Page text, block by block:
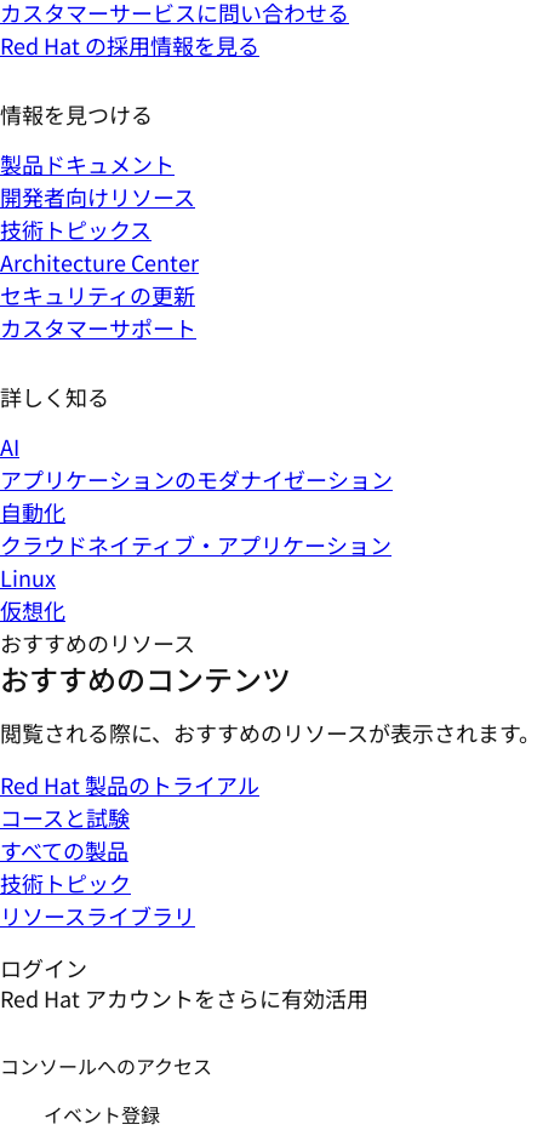
カスタマーサービスに問い合わせる
Red Hat の採用情報を見る
情報を見つける
製品ドキュメント
開発者向けリソース
技術トピックス
Architecture Center
セキュリティの更新
カスタマーサポート
詳しく知る
AI
アプリケーションのモダナイゼーション
自動化
クラウドネイティブ・アプリケーション
Linux
仮想化
おすすめのリソース
おすすめのコンテンツ
閲覧される際に、おすすめのリソースが表示されます。
Red Hat 製品のトライアル
コースと試験
すべての製品
技術トピック
リソースライブラリ
ログイン
Red Hat アカウントをさらに有効活用
コンソールへのアクセス
イベント登録